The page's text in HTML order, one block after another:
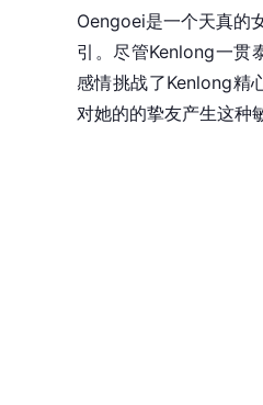
Oengoei是一个天真的
引。尽管Kenlong一贯
感情挑战了Kenlong精
对她的的挚友产生这种